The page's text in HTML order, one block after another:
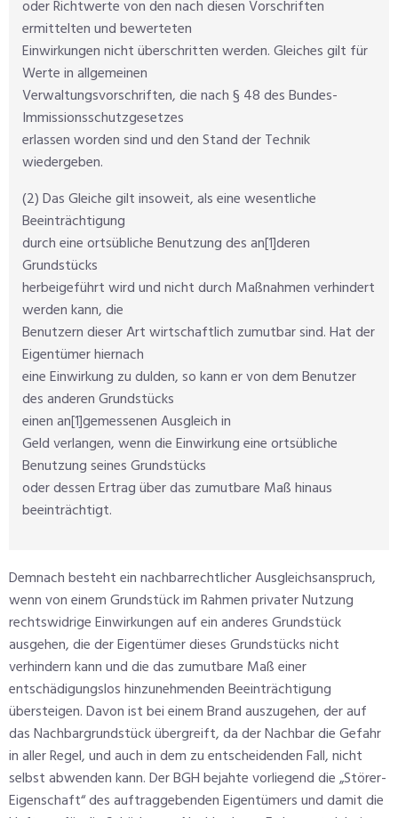
oder Richtwerte von den nach diesen Vorschriften
ermittelten und bewerteten
Einwirkungen nicht überschritten werden. Gleiches gilt für
Werte in allgemeinen
Verwaltungsvorschriften, die nach § 48 des Bundes-
Immissionsschutzgesetzes
erlassen worden sind und den Stand der Technik
wiedergeben.
(2) Das Gleiche gilt insoweit, als eine wesentliche
Beeinträchtigung
durch eine ortsübliche Benutzung des an[1]deren
Grundstücks
herbeigeführt wird und nicht durch Maßnahmen verhindert
werden kann, die
Benutzern dieser Art wirtschaftlich zumutbar sind. Hat der
Eigentümer hiernach
eine Einwirkung zu dulden, so kann er von dem Benutzer
des anderen Grundstücks
einen an[1]gemessenen Ausgleich in
Geld verlangen, wenn die Einwirkung eine ortsübliche
Benutzung seines Grundstücks
oder dessen Ertrag über das zumutbare Maß hinaus
beeinträchtigt.
Demnach besteht ein nachbarrechtlicher Ausgleichsanspruch,
wenn von einem Grundstück im Rahmen privater Nutzung
rechtswidrige Einwirkungen auf ein anderes Grundstück
ausgehen, die der Eigentümer dieses Grundstücks nicht
verhindern kann und die das zumutbare Maß einer
entschädigungslos hinzunehmenden Beeinträchtigung
übersteigen. Davon ist bei einem Brand auszugehen, der auf
das Nachbargrundstück übergreift, da der Nachbar die Gefahr
in aller Regel, und auch in dem zu entscheidenden Fall, nicht
selbst abwenden kann. Der BGH bejahte vorliegend die „Störer-
Eigenschaft“ des auftraggebenden Eigentümers und damit die